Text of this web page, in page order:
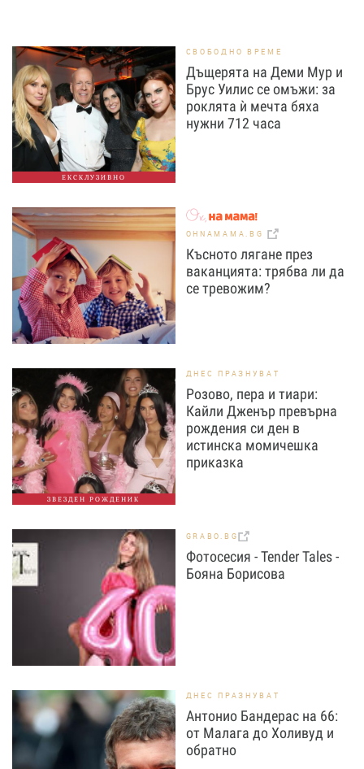
ЕКСКЛУЗИВНО
СВОБОДНО ВРЕМЕ
Дъщерята на Деми Мур и
Брус Уилис се омъжи: за
роклята ѝ мечта бяха
нужни 712 часа
OHNAMAMA.BG
Късното лягане през
ваканцията: трябва ли да
се тревожим?
ЗВЕЗДЕН РОЖДЕНИК
ДНЕС ПРАЗНУВАТ
Розово, пера и тиари:
Кайли Дженър превърна
рождения си ден в
истинска момичешка
приказка
GRABO.BG
Фотосесия - Tender Tales -
Бояна Борисова
ДНЕС ПРАЗНУВАТ
Антонио Бандерас на 66:
от Малага до Холивуд и
обратно